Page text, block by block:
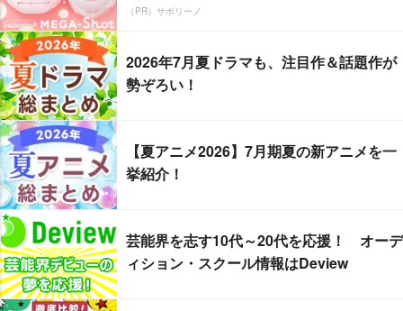
（PR）サボリーノ
2026年7月夏ドラマも、注目作＆話題作が
勢ぞろい！
【夏アニメ2026】7月期夏の新アニメを一
挙紹介！
芸能界を志す10代～20代を応援！ オーデ
ィション・スクール情報はDeview